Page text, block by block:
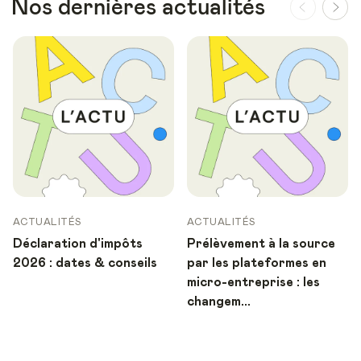
Nos dernières actualités
ACTUALITÉS
Déclaration d'impôts
2026 : dates & conseils
ACTUALITÉS
Prélèvement à la source
par les plateformes en
micro-entreprise : les
changem...